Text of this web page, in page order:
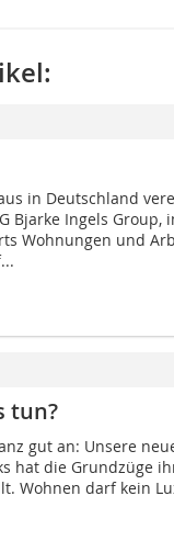
in Deutschland
Bjarke Ingels Group,
Wohnungen und
tun?
gut an: Unsere
hat die Grundzüge
Wohnen darf kein